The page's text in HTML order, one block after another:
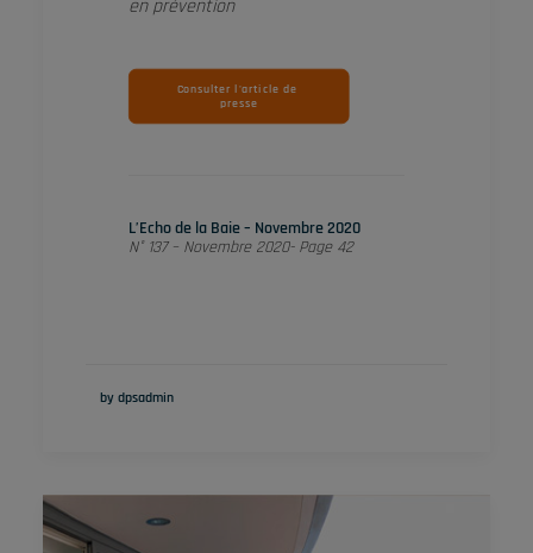
en prévention
Consulter l'article de
presse
L’Echo de la Baie – Novembre 2020
N° 137 – Novembre 2020- Page 42
by dpsadmin